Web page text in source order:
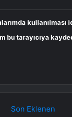
kullanılması
bu tarayıcıya
Son Eklenen